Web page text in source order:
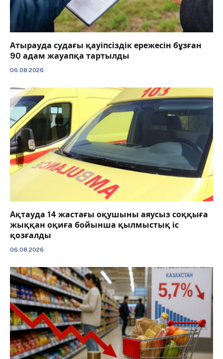
Атырауда судағы қауіпсіздік ережесін бұзған
90 адам жауапқа тартылды
06.08.2026
Ақтауда 14 жастағы оқушыны аяусыз соққыға
жыққан оқиға бойынша қылмыстық іс
қозғалды
06.08.2026